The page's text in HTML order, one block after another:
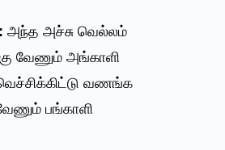
அந்த அச்சு வெல்லம்
வேணும் அங்காளி
வணங்க
பங்காளி